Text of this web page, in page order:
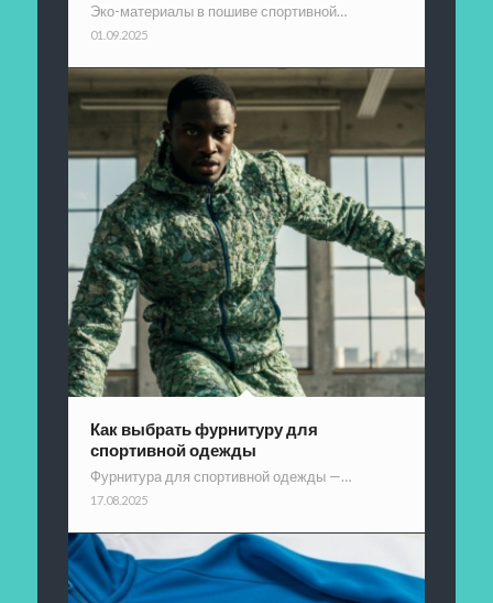
Эко-материалы в пошиве спортивной…
01.09.2025
Как выбрать фурнитуру для
спортивной одежды
Фурнитура для спортивной одежды —…
17.08.2025